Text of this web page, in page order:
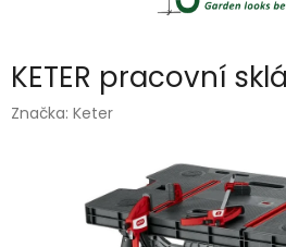
KETER pracovní
Značka: Keter